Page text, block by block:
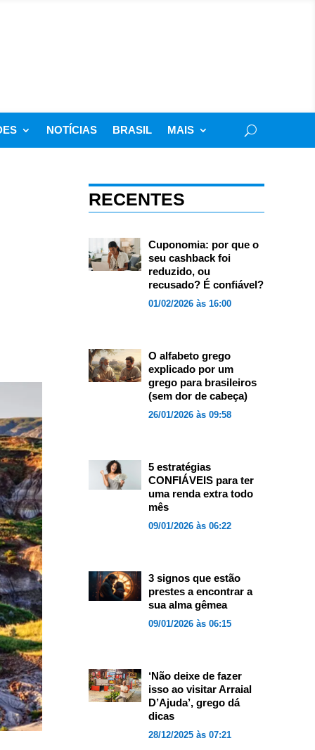
NOTÍCIAS BRASIL MAIS
RECENTES
Cuponomia: por que o
seu cashback foi
reduzido, ou
recusado? É confiável?
01/02/2026 às 16:00
O alfabeto grego
explicado por um
grego para brasileiros
(sem dor de cabeça)
26/01/2026 às 09:58
5 estratégias
CONFIÁVEIS para ter
uma renda extra todo
mês
09/01/2026 às 06:22
3 signos que estão
prestes a encontrar a
sua alma gêmea
09/01/2026 às 06:15
‘Não deixe de fazer
isso ao visitar Arraial
D’Ajuda’, grego dá
dicas
28/12/2025 às 07:21